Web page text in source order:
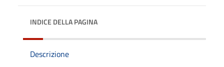
INDICE DELLA PAGINA
Descrizione